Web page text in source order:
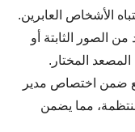
الأشخاص العابرين.
الصور الثابتة أو
المصعد المختار.
ضمن اختصاص مدير
مما يضمن